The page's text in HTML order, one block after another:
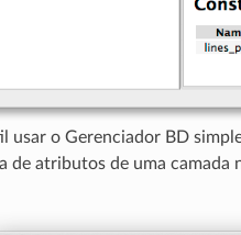
usar o Gerenciador BD
de atributos de uma camada